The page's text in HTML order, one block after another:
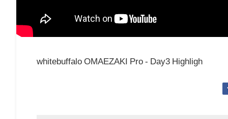
whitebuffalo OMAEZAKI Pro - Day3 Highligh